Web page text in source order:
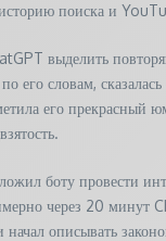
поиска и
выделить
его словам,
его прекрасный
боту провести
через 20 минут
описывать